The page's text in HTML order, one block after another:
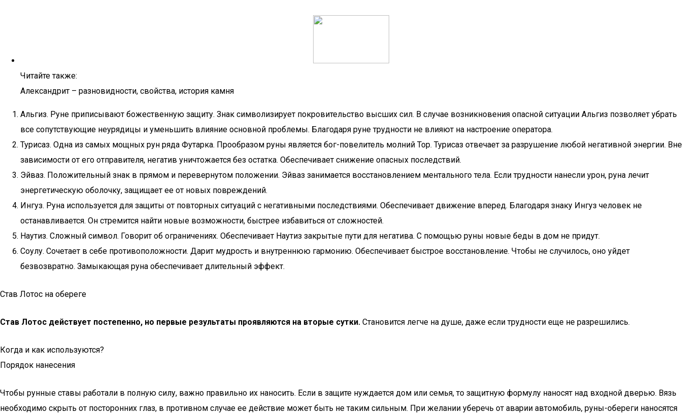
Читайте также:
Александрит – разновидности, свойства, история камня
Альгиз. Руне приписывают божественную защиту. Знак символизирует покровительство высших сил. В случае возникновения опасной ситуации Альгиз позволяет убрать
все сопутствующие неурядицы и уменьшить влияние основной проблемы. Благодаря руне трудности не влияют на настроение оператора.
Турисаз. Одна из самых мощных рун ряда Футарка. Прообразом руны является бог-повелитель молний Тор. Турисаз отвечает за разрушение любой негативной энергии. Вне
зависимости от его отправителя, негатив уничтожается без остатка. Обеспечивает снижение опасных последствий.
Эйваз. Положительный знак в прямом и перевернутом положении. Эйваз занимается восстановлением ментального тела. Если трудности нанесли урон, руна лечит
энергетическую оболочку, защищает ее от новых повреждений.
Ингуз. Руна используется для защиты от повторных ситуаций с негативными последствиями. Обеспечивает движение вперед. Благодаря знаку Ингуз человек не
останавливается. Он стремится найти новые возможности, быстрее избавиться от сложностей.
Наутиз. Сложный символ. Говорит об ограничениях. Обеспечивает Наутиз закрытые пути для негатива. С помощью руны новые беды в дом не придут.
Соулу. Сочетает в себе противоположности. Дарит мудрость и внутреннюю гармонию. Обеспечивает быстрое восстановление. Чтобы не случилось, оно уйдет
безвозвратно. Замыкающая руна обеспечивает длительный эффект.
Став Лотос на обереге
Став Лотос действует постепенно, но первые результаты проявляются на вторые сутки. Становится легче на душе, даже если трудности еще не разрешились.
Когда и как используются?
Порядок нанесения
Чтобы рунные ставы работали в полную силу, важно правильно их наносить. Если в защите нуждается дом или семья, то защитную формулу наносят над входной дверью. Вязь
необходимо скрыть от посторонних глаз, в противном случае ее действие может быть не таким сильным. При желании уберечь от аварии автомобиль, руны-обереги наносятся